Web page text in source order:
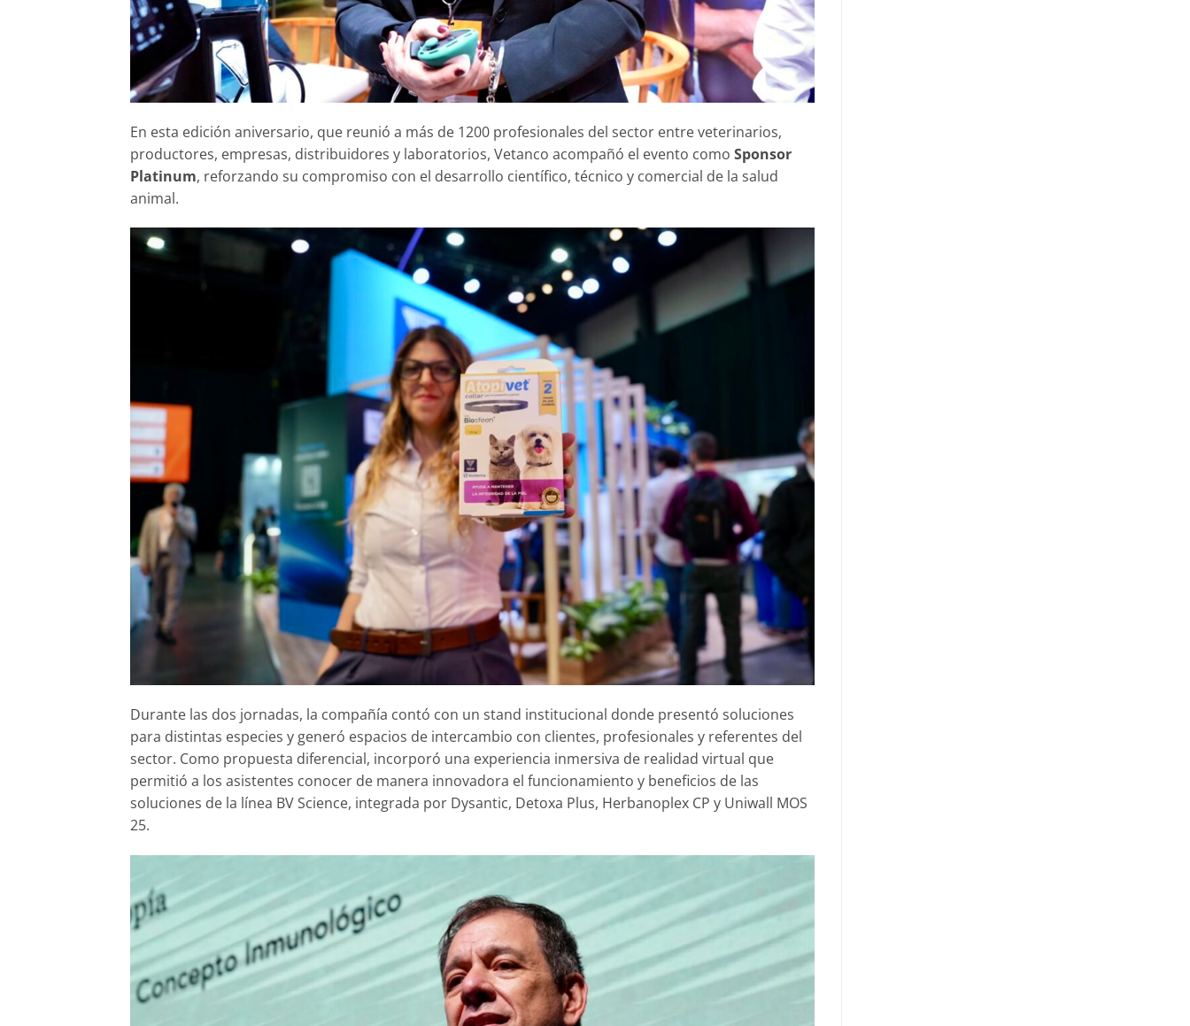
En esta edición aniversario, que reunió a más de 1200 profesionales del sector entre veterinarios,
productores, empresas, distribuidores y laboratorios, Vetanco acompañó el evento como Sponsor
Platinum, reforzando su compromiso con el desarrollo científico, técnico y comercial de la salud
animal.
Durante las dos jornadas, la compañía contó con un stand institucional donde presentó soluciones
para distintas especies y generó espacios de intercambio con clientes, profesionales y referentes del
sector. Como propuesta diferencial, incorporó una experiencia inmersiva de realidad virtual que
permitió a los asistentes conocer de manera innovadora el funcionamiento y beneficios de las
soluciones de la línea BV Science, integrada por Dysantic, Detoxa Plus, Herbanoplex CP y Uniwall MOS
25.